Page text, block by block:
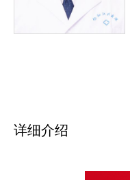
详细介绍